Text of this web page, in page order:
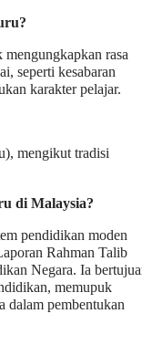
rasa
seperti kesabaran
karakter pelajar.
mengikut tradisi
di Malaysia?
pendidikan moden
Rahman Talib
Negara. Ia
memupuk
dalam pembentukan